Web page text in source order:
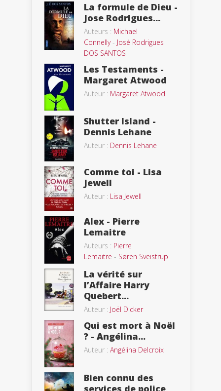
La formule de Dieu -
Jose Rodrigues...
Auteurs : Michael
Connelly- José Rodrigues
DOS SANTOS
Les Testaments -
Margaret Atwood
Auteur : Margaret Atwood
Shutter Island -
Dennis Lehane
Auteur : Dennis Lehane
Comme toi - Lisa
Jewell
Auteur : Lisa Jewell
Alex - Pierre
Lemaitre
Auteurs : Pierre
Lemaitre - Søren Sveistrup
La vérité sur
l’Affaire Harry
Quebert...
Auteur : Joël Dicker
Qui est mort à Noël
? - Angélina...
Auteur : Angélina Delcroix
Bien connu des